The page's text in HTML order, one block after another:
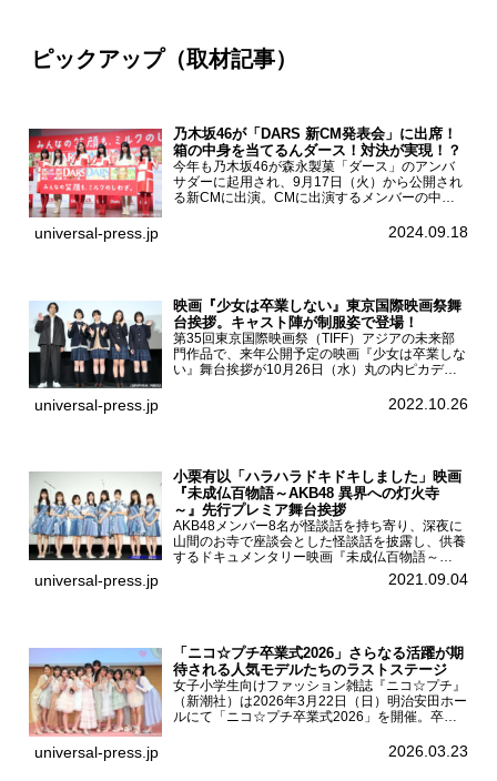
ピックアップ（取材記事）
乃木坂46が「DARS 新CM発表会」に出席！
箱の中身を当てるんダース！対決が実現！？
今年も乃木坂46が森永製菓「ダース」のアンバ
サダーに起用され、9月17日（火）から公開され
る新CMに出演。CMに出演するメンバーの中か
一ノ瀬美空、菅原咲月が都内にて開催された
universal-press.jp 2024.09.18
映画『少女は卒業しない』東京国際映画祭舞
台挨拶。キャスト陣が制服姿で登場！
第35回東京国際映画祭（TIFF）アジアの未来部
門作品で、来年公開予定の映画『少女は卒業しな
い』舞台挨拶が10月26日（水）丸の内ピカデリ
宮山莉渚、中井友望、監督の中川駿が登壇。映画
universal-press.jp 2022.10.26
小栗有以「ハラハラドキドキしました」映画
『未成仏百物語～AKB48 異界への灯火寺
～』先行プレミア舞台挨拶
AKB48メンバー8名が怪談話を持ち寄り、深夜に
山間のお寺で座談会とした怪談話を披露し、供養
するドキュメンタリー映画『未成仏百物語～
AKB48異界への灯火寺～』の先行プレミア舞台
挨拶が東京・ユナイテッド・シネマ豊洲で開催さ
universal-press.jp 2021.09.04
「ニコ☆プチ卒業式2026」さらなる活躍が期
待される人気モデルたちのラストステージ
女子小学生向けファッション雑誌『ニコ☆プチ』
（新潮社）は2026年3月22日（日）明治安田ホー
ルにて「ニコ☆プチ卒業式2026」を開催。卒業
ん、末永ひなた、高梨琴乃、土井ありさ、藤田蒼
universal-press.jp 2026.03.23